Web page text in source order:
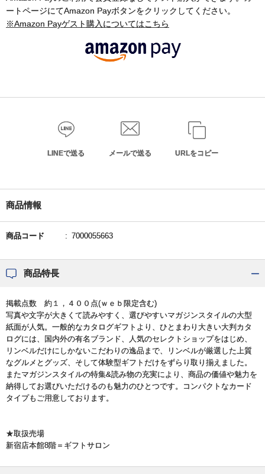
ートページにてAmazon Payボタンをクリックしてください。
※Amazon Payゲスト購入についてはこちら
LINEで送る メールで送る URLをコピー
商品情報
商品コード 7000055663
商品特長
掲載点数 約１，４００点(ｗｅｂ限定含む)
写真や文字が大きくて読みやすく、選びやすいマガジンスタイルの大型
紙面が人気。一般的なカタログギフトより、ひとまわり大きい大判カタ
ログには、国内外の有名ブランド、人気のセレクトショップをはじめ、
リンベルだけにしかないこだわりの逸品まで、リンベルが厳選した上質
なグルメとグッズ、そして体験型ギフトだけをずらり取り揃えました。
またマガジンスタイルの特集&読み物の充実により、商品の価値や魅力を
納得してお選びいただけるのも魅力のひとつです。コンパクトなカード
タイプもご用意しております。
★取扱売場
新宿店本館8階＝ギフトサロン